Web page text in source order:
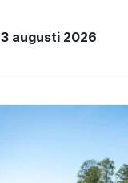
3 augusti 2026